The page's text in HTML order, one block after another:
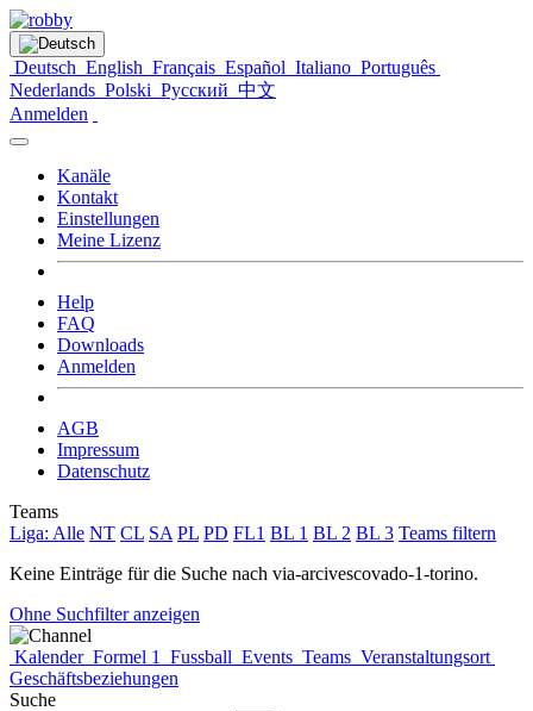
Deutsch English Français Español Italiano Português
Nederlands Polski Русский 中文
Anmelden
Kanäle
Kontakt
Einstellungen
Meine Lizenz
Help
FAQ
Downloads
Anmelden
AGB
Impressum
Datenschutz
Teams
Liga: Alle NT CL SA PL PD FL1 BL 1 BL 2 BL 3 Teams filtern
Keine Einträge für die Suche nach via-arcivescovado-1-torino.
Ohne Suchfilter anzeigen
Kalender Formel 1 Fussball Events Teams Veranstaltungsort
Geschäftsbeziehungen
Suche